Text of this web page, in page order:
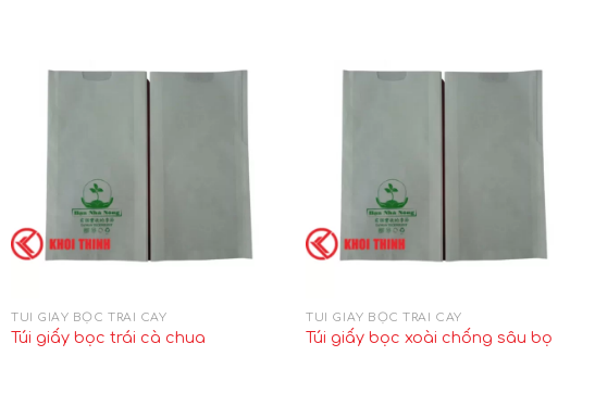
TÚI GIẤY BỌC TRÁI CÂY
Túi giấy bọc trái cà chua
TÚI GIẤY BỌC TRÁI CÂY
Túi giấy bọc xoài chống sâu bọ